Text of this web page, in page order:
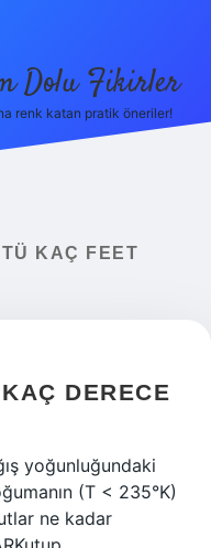
Dolu Fikirler
renk katan pratik öneriler!
KAÇ FEET
DERECE
yoğunluğundaki
(T < 235°K)
ne kadar